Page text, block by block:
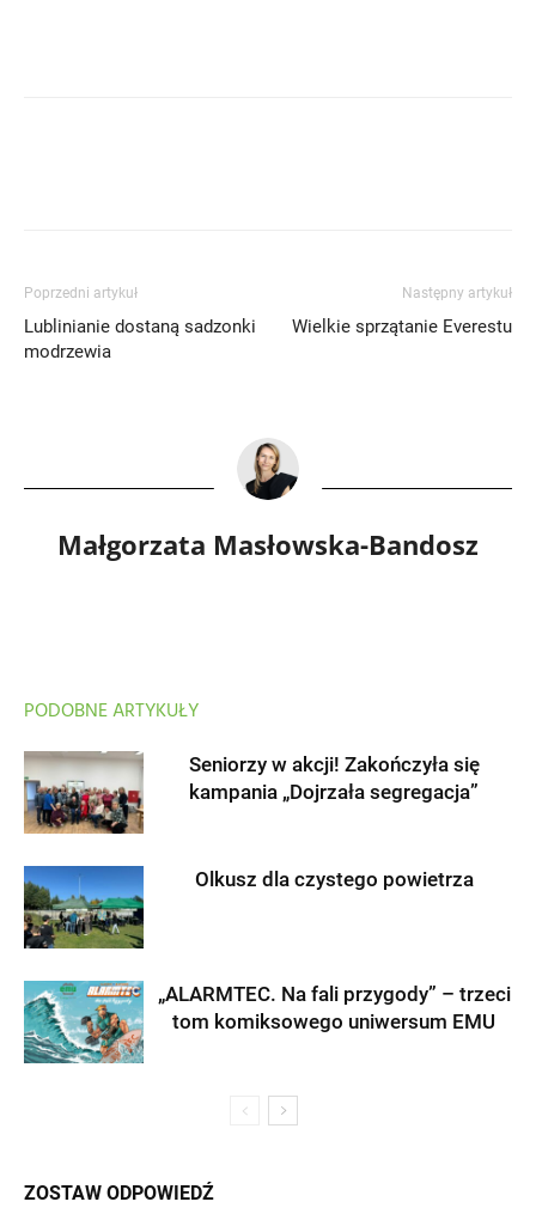
Poprzedni artykuł
Lublinianie dostaną sadzonki
modrzewia
Następny artykuł
Wielkie sprzątanie Everestu
Małgorzata Masłowska-Bandosz
PODOBNE ARTYKUŁY
Seniorzy w akcji! Zakończyła się
kampania „Dojrzała segregacja”
Olkusz dla czystego powietrza
„ALARMTEC. Na fali przygody” – trzeci
tom komiksowego uniwersum EMU
ZOSTAW ODPOWIEDŹ